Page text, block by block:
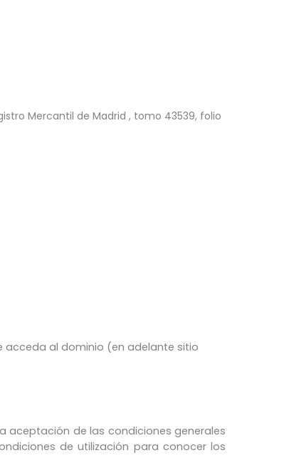
Mercantil de Madrid , tomo 43539, folio
acceda al dominio (en adelante sitio
aceptación de las condiciones generales
de utilización para conocer los